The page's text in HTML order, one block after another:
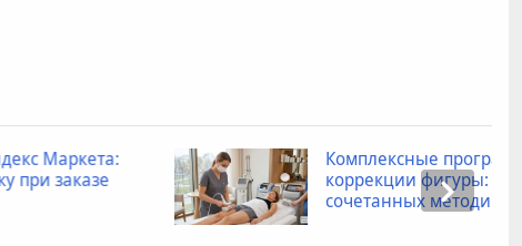
Комплексные программы по
коррекции фигуры: преимущества
сочетанных методик